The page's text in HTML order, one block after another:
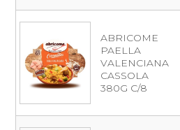
ABRICOME
PAELLA
VALENCIANA
CASSOLA
380G C/8